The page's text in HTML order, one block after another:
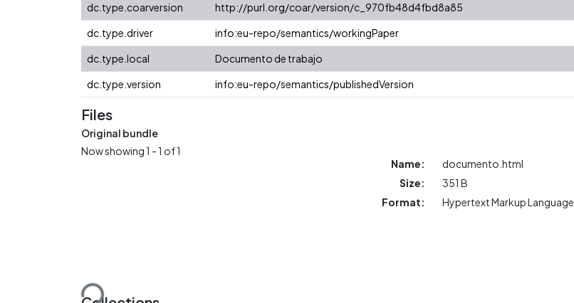
dc.type.coarversion
http://purl.org/coar/version/c_970fb48d4fbd8a85
dc.type.driver
info:eu-repo/semantics/workingPaper
dc.type.local
Documento de trabajo
dc.type.version
info:eu-repo/semantics/publishedVersion
Files
Original bundle
Now showing1 - 1 of 1
Loading...
Name:
documento.html
Size:
351 B
Format:
Hypertext Markup Language